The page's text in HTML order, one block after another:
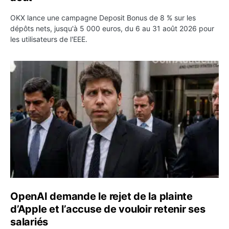
OKX lance une campagne Deposit Bonus de 8 % sur les
dépôts nets, jusqu'à 5 000 euros, du 6 au 31 août 2026 pour
les utilisateurs de l'EEE.
OpenAI demande le rejet de la plainte d’Apple et
OpenAI demande le rejet de la plainte
d’Apple et l’accuse de vouloir retenir ses
salariés